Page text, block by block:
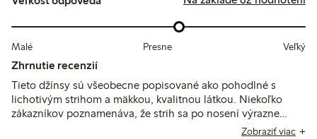
Malé Presne Veľký
Zhrnutie recenzií
Tieto džínsy sú všeobecne popisované ako pohodlné s
lichotivým strihom a mäkkou, kvalitnou látkou. Niekoľko
zákazníkov poznamenáva, že strih sa po nosení výrazne
natiahne, často odporúčajú zvoliť o číslo menšiu veľkosť, a
Zobraziť viac